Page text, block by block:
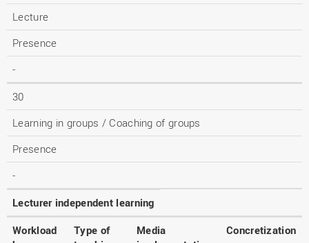
Lecture
Presence
-
30
Learning in groups / Coaching of groups
Presence
-
Lecturer independent learning
Workload
Type of
Media
Concretization